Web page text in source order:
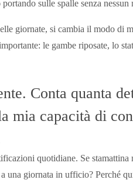
sulle spalle senza nessun
giornate, si cambia il modo di
le gambe riposate, lo
Conta quanta
mia capacità di
quotidiane. Se stamattina
una giornata in ufficio? Perché